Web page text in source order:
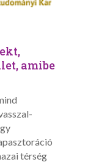
amibe
térség